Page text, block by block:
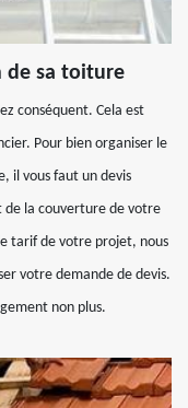
de sa toiture
conséquent. Cela est
Pour bien organiser le
il vous faut un devis
de la couverture de votre
tarif de votre projet, nous
votre demande de devis.
non plus.